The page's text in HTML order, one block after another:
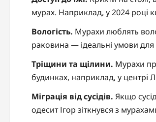
мурах. Наприклад, у 2024 році
Вологість. Мурахи люблять
раковина — ідеальні умови для
Тріщини та щілини. Мурахи
будинках, наприклад, у центрі
Міграція від сусідів. Якщо
одесит Ігор зіткнувся з